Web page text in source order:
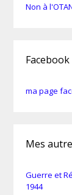
Non à
Facebook
ma page
Mes
Guerre et
1944